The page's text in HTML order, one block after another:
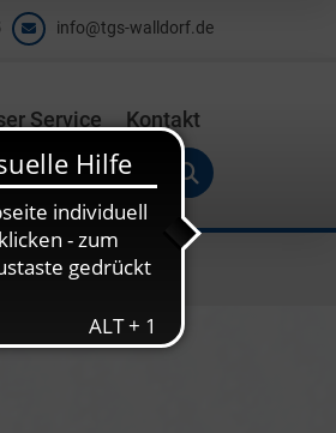
info@tgs-walldorf.de
Service Kontakt